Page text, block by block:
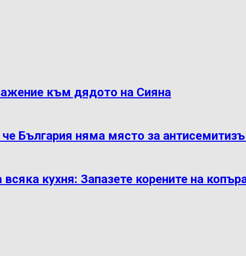
към дядото на Сияна
България няма място за
кухня: Запазете корените на